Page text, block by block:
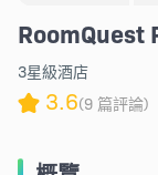
RoomQuest
3星級酒店
3.6(9 篇評論)